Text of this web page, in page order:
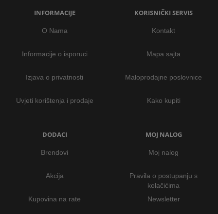
INFORMACIJE
O Nama
Informacije o isporuci
Izjava o privatnosti
Uvjeti korištenja i prodaje
KORISNIČKI SERVIS
Kontakt
Mapa sajta
Maloprodajne poslovnice
Kako kupiti
DODACI
Brendovi
Akcija
Kupovina na rate
MOJ NALOG
Moj nalog
Pravila o postupanju s
kolačićima
Newsletter